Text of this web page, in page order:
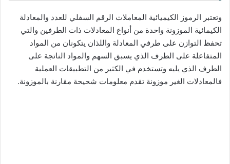
وتعتبر الرموز الكيميائية المعاملات الرقم السفلي للعدد والمعادلة
الكيمائية الموزونة واحدة من أنواع المعادلات ذات الطرفين والتي
تحفظ التوازن على طرفي المعادلة واللذان يتكونان من المواد
المتفاعلة على الطرف الذي يسبق السهم والمواد الناتجة على
الطرف الذي يليه وتستخدم في الكثير من التطبيقات العملية
فالمعادلات الغير موزونة تقدم معلومات شحيحة مقارنة بالموزونة.